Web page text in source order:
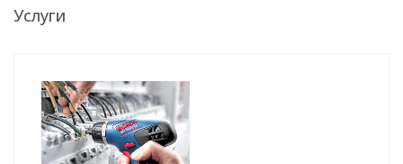
Услуги